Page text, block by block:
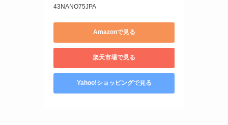
43NANO75JPA
Amazonで見る
楽天市場で見る
Yahoo!ショッピングで見る